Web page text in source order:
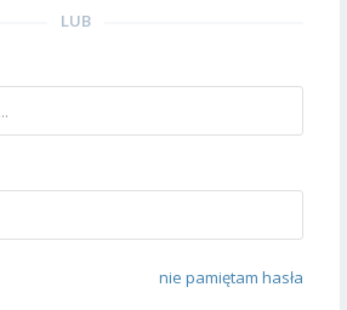
LUB
nie pamiętam hasła